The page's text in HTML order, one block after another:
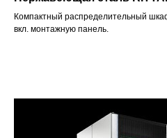
Компактный распределительный
вкл. монтажную панель.